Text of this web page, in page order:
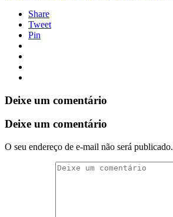
Share
Tweet
Pin
Deixe um comentário
Deixe um comentário
O seu endereço de e-mail não será publicado.